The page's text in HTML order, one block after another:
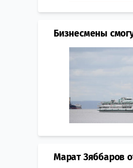
Бизнесмены
Марат Зяббаров